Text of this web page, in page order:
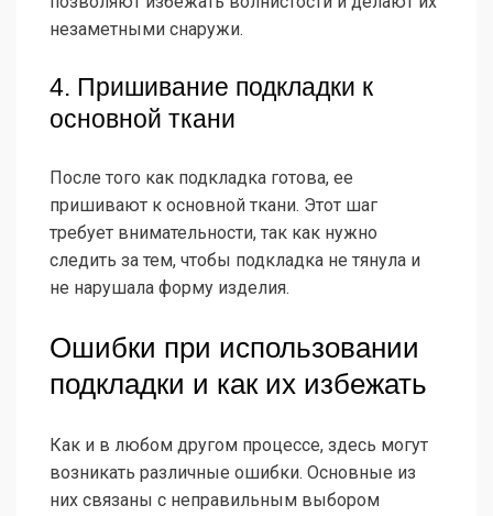
незаметными снаружи.
4. Пришивание подкладки к
основной ткани
После того как подкладка готова, ее
пришивают к основной ткани. Этот шаг
требует внимательности, так как нужно
следить за тем, чтобы подкладка не тянула и
не нарушала форму изделия.
Ошибки при использовании
подкладки и как их избежать
Как и в любом другом процессе, здесь могут
возникать различные ошибки. Основные из
них связаны с неправильным выбором